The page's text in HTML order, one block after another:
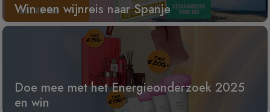
Win een wijnreis naar Spanje
Doe mee met het Energieonderzoek 2025
en win